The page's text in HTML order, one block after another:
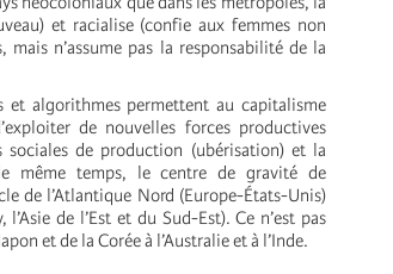
et racialise (confie aux femmes non
n’assume pas la responsabilité de la
et algorithmes permettent au capitalisme
de nouvelles forces productives
sociales de production (ubérisation) et la
même temps, le centre de gravité de
de l’Atlantique Nord (Europe-États-Unis)
de l’Est et du Sud-Est). Ce n’est pas
et de la Corée à l’Australie et à l’Inde.